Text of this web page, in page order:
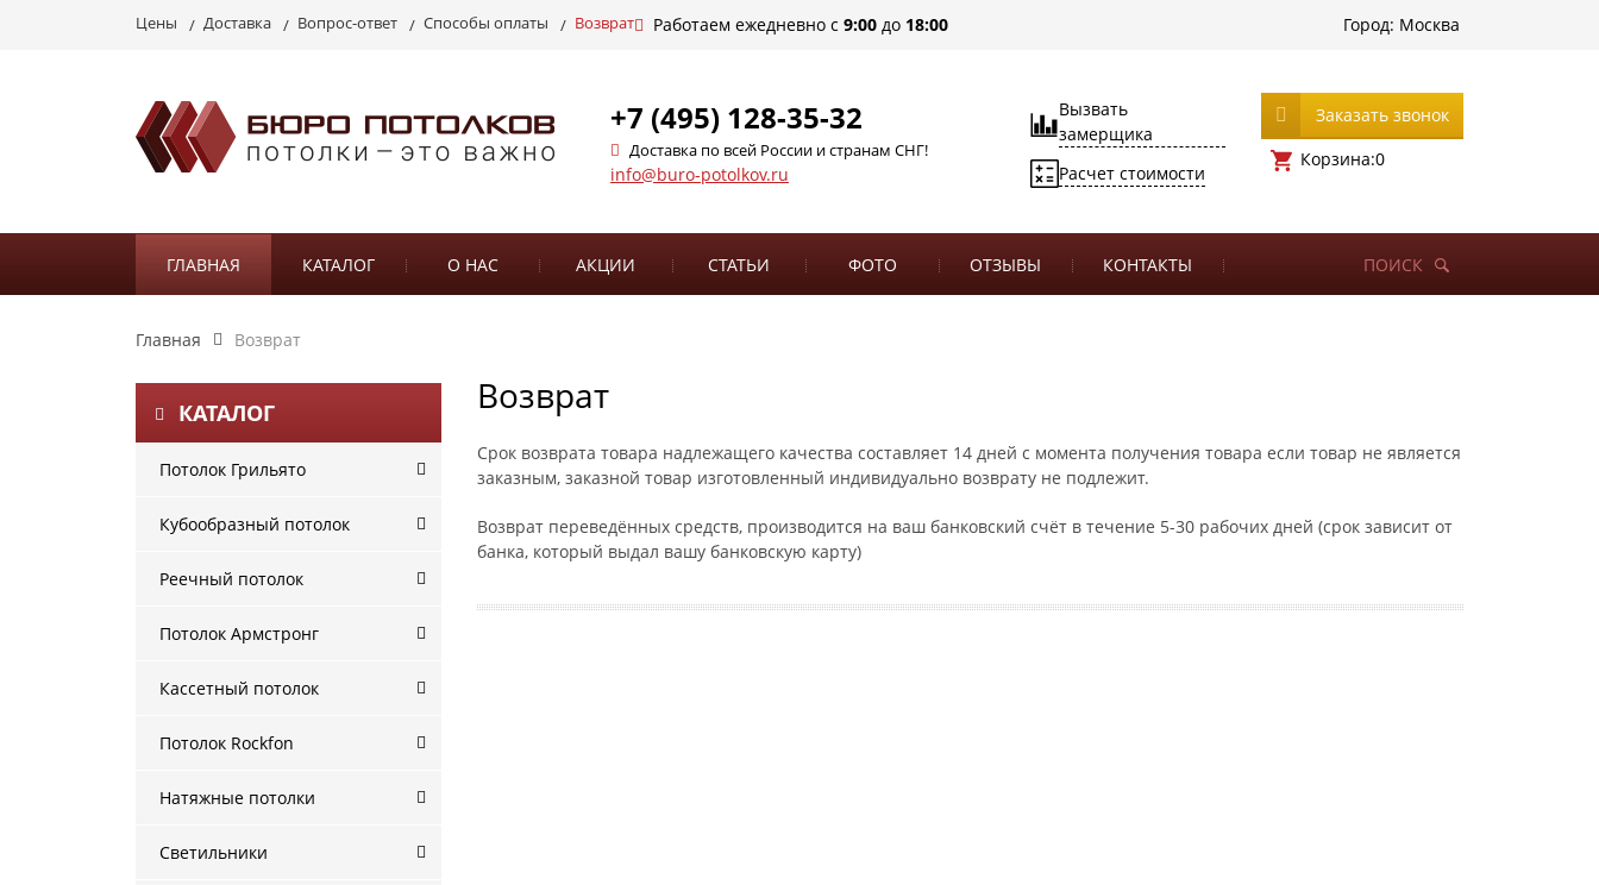
Работаем ежедневно с 9:00 до 18:00 Город: Москва
Цены Доставка Вопрос-ответ Способы оплаты Возврат
+7 (495) 128-35-32
Доставка по всей России и странам СНГ!
info@buro-potolkov.ru
Вызвать
замерщика
Расчет стоимости
Заказать звонок
Корзина:0
ГЛАВНАЯ КАТАЛОГ О НАС АКЦИИ СТАТЬИ ФОТО ОТЗЫВЫ КОНТАКТЫ ПОИСК
Главная Возврат
КАТАЛОГ
Потолок Грильято
Кубообразный потолок
Реечный потолок
Потолок Армстронг
Кассетный потолок
Потолок Rockfon
Натяжные потолки
Светильники
Возврат
Срок возврата товара надлежащего качества составляет 14 дней с момента получения товара если товар не является
заказным, заказной товар изготовленный индивидуально возврату не подлежит.
Возврат переведённых средств, производится на ваш банковский счёт в течение 5-30 рабочих дней (срок зависит от
банка, который выдал вашу банковскую карту)